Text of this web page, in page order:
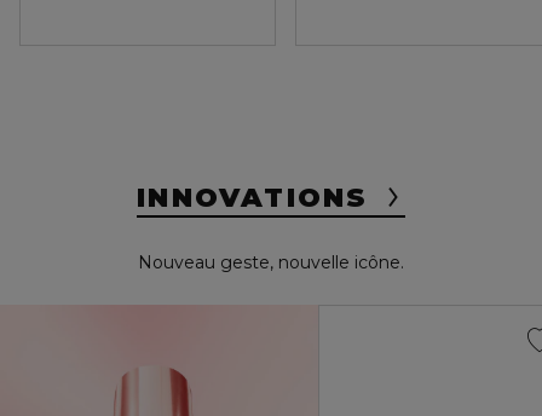
INNOVATIONS
Nouveau geste, nouvelle icône.